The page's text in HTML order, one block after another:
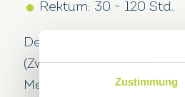
Zustimmung
Rektum: 30 - 120 Std.
Der
(Zwölffingerdarm,
Meter lang. Hier werden